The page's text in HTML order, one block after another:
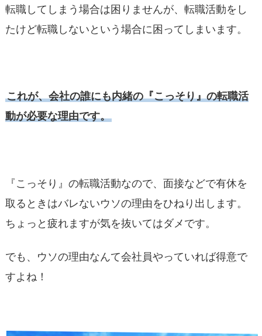
転職してしまう場合は困りませんが、転職活動をし
たけど転職しないという場合に困ってしまいます。
これが、会社の誰にも内緒の『こっそり』の転職活
動が必要な理由です。
『こっそり』の転職活動なので、面接などで有休を
取るときはバレないウソの理由をひねり出します。
ちょっと疲れますが気を抜いてはダメです。
でも、ウソの理由なんて会社員やっていれば得意で
すよね！